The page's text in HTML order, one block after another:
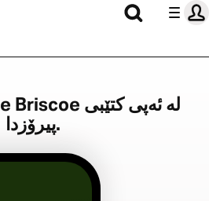
پیرۆزدا.